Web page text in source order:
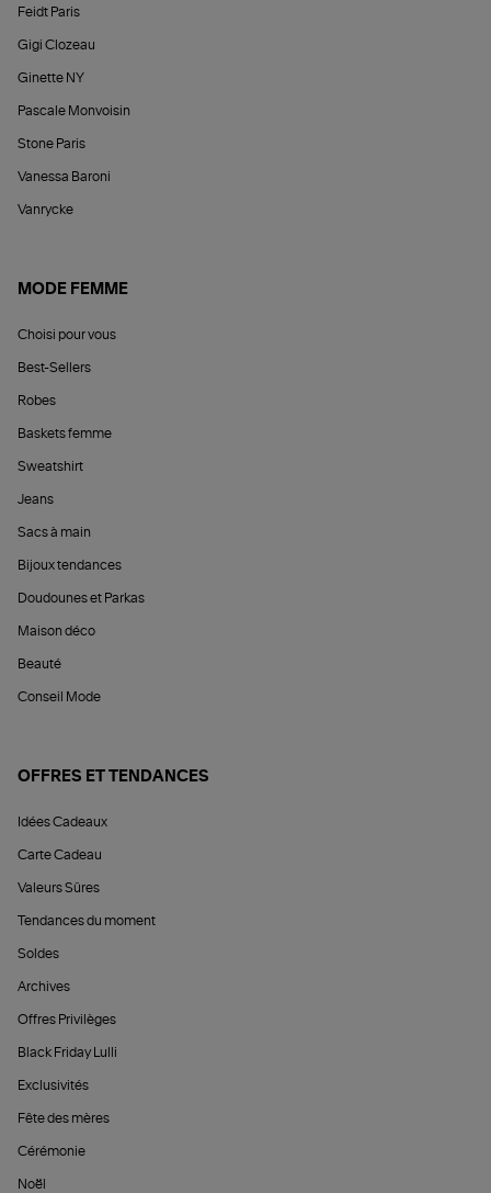
Feidt Paris
Gigi Clozeau
Ginette NY
Pascale Monvoisin
Stone Paris
Vanessa Baroni
Vanrycke
MODE FEMME
Choisi pour vous
Best-Sellers
Robes
Baskets femme
Sweatshirt
Jeans
Sacs à main
Bijoux tendances
Doudounes et Parkas
Maison déco
Beauté
Conseil Mode
OFFRES ET TENDANCES
Idées Cadeaux
Carte Cadeau
Valeurs Sûres
Tendances du moment
Soldes
Archives
Offres Privilèges
Black Friday Lulli
Exclusivités
Fête des mères
Cérémonie
Noël